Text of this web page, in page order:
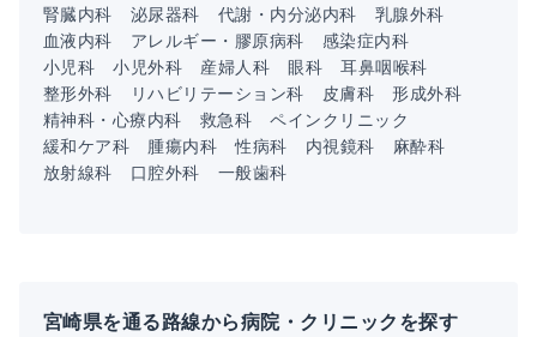
腎臓内科
泌尿器科 代謝・内分泌内科
乳腺外科
血液内科
アレルギー・膠原病科
感染症内科
小児科
小児外科 産婦人科 眼科
耳鼻咽喉科
整形外科
リハビリテーション科 皮膚科
形成外科
精神科・心療内科
救急科
ペインクリニック
緩和ケア科
腫瘍内科 性病科 内視鏡科
麻酔科
放射線科
口腔外科 一般歯科
宮崎県を通る路線から病院・クリニックを探す